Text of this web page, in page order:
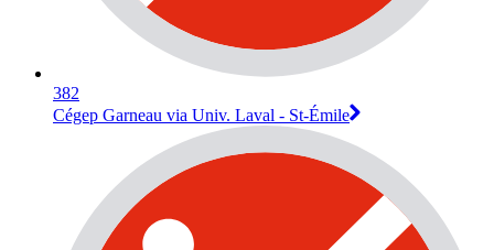
382
Cégep Garneau via Univ. Laval - St-Émile